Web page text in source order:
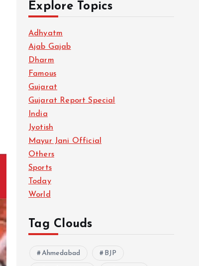
Explore Topics
Adhyatm
Ajab Gajab
Dharm
Famous
Gujarat
Gujarat Report Special
India
Jyotish
Mayur Jani Official
Others
Sports
Today
World
Tag Clouds
Ahmedabad BJP